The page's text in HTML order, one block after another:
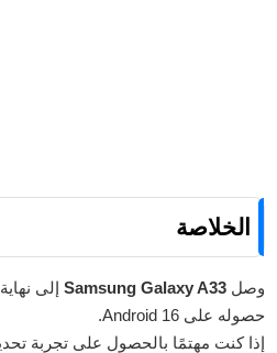
الخلاصة
وصل Samsung Galaxy A33 إلى
حصوله على Android 16.
إذا كنت مهتمًا بالحصول على تجربة